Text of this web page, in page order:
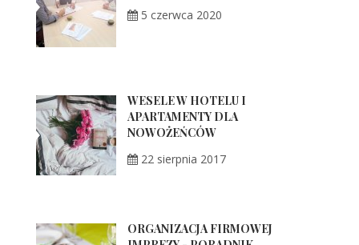
5 czerwca 2020
WESELE W HOTELU I
APARTAMENTY DLA
NOWOŻEŃCÓW
22 sierpnia 2017
ORGANIZACJA FIRMOWEJ